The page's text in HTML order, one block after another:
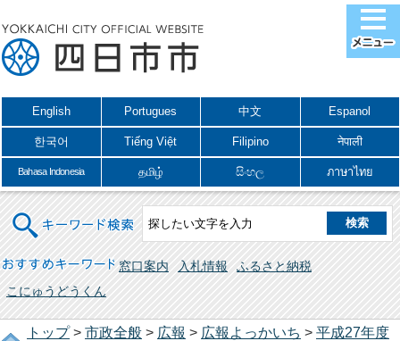
English Portugues 中文 Espanol
한국어 Tiếng Việt Filipino नेपाली
Bahasa Indonesia தமிழ் සිංහල ภาษาไทย
キーワード検索
おすすめキーワード 窓口案内 入札情報
ふるさと納税
こにゅうどうくん
トップ> 市政全般 > 広報 > 広報よっかいち > 平成27年度